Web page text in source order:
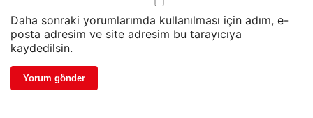
Daha sonraki yorumlarımda kullanılması için adım, e-
posta adresim ve site adresim bu tarayıcıya
kaydedilsin.